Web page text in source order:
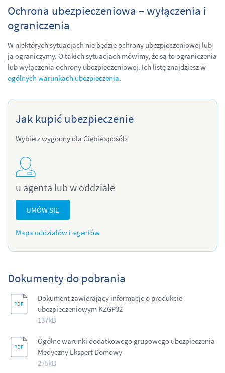
Ochrona ubezpieczeniowa – wyłączenia i
ograniczenia
W niektórych sytuacjach nie będzie ochrony ubezpieczeniowej lub
ją ograniczymy. O takich sytuacjach mówimy, że są to ograniczenia
lub wyłączenia ochrony ubezpieczeniowej. Ich listę znajdziesz w
ogólnych warunkach ubezpieczenia.
Jak kupić ubezpieczenie
Wybierz wygodny dla Ciebie sposób
u agenta lub w oddziale
UMÓW SIĘ
Mapa oddziałów i agentów
Dokumenty do pobrania
Dokument zawierający informacje o produkcie
ubezpieczeniowym KZGP32
137kB
Ogólne warunki dodatkowego grupowego ubezpieczenia
Medyczny Ekspert Domowy
275kB